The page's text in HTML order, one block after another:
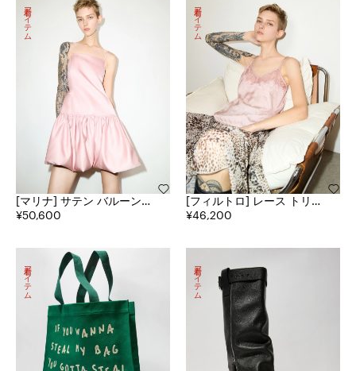
[マリナ] サテン バルーン
ヘム ミニ ドレス
¥50,600
新着アイテム
[フィルトロ] レース トリム
ジャカード トップ
¥46,200
新着アイテム
新着アイテム 新着アイテム